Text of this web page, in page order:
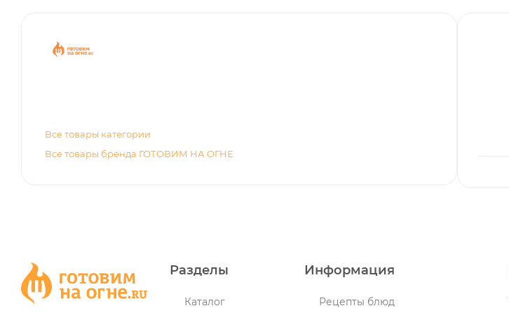
Все товары категории
Все товары бренда ГОТОВИМ НА ОГНЕ
Разделы
Каталог
Информация
Рецепты блюд